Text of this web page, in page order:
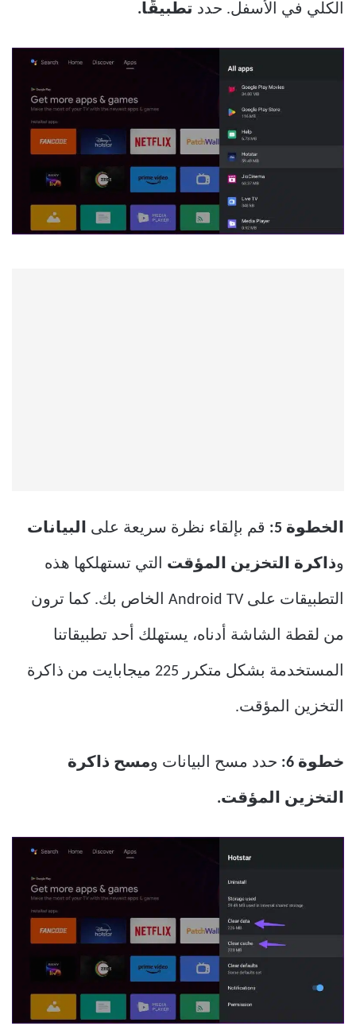
الكلي في الأسفل. حدد تطبيقًا.
الخطوة 5: قم بإلقاء نظرة سريعة على البيانات
وذاكرة التخزين المؤقت التي تستهلكها هذه
التطبيقات على Android TV الخاص بك. كما ترون
من لقطة الشاشة أدناه، يستهلك أحد تطبيقاتنا
المستخدمة بشكل متكرر 225 ميجابايت من ذاكرة
التخزين المؤقت.
خطوة 6: حدد مسح البيانات ومسح ذاكرة
التخزين المؤقت.